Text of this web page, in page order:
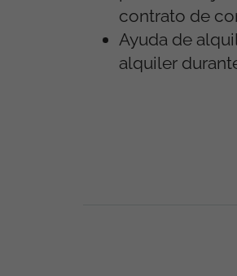
contrato de
Ayuda de
alquiler